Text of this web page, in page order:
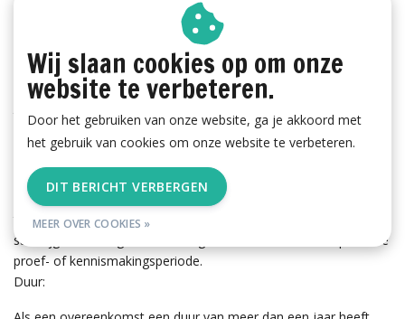
Een overeenkomst die voor bepaalde tijd is aangegaan en die
strekt tot het geregeld afleveren van producten of diensten,
mag alleen stilzwijgend voor onbepaalde duur worden verlengd
als de consument te allen tijde mag opzeggen met een
opzegtermijn van ten hoogste één maand. De opzegtermijn is
ten hoogste drie maanden in geval de overeenkomst strekt tot
het geregeld, maar minder dan eenmaal per maand, afleveren
van dag-, nieuws- en weekbladen en tijdschriften.
Een overeenkomst met beperkte duur tot het geregeld ter
kennismaking afleveren van dag-, nieuws- en weekbladen en
tijdschriften (proef- of kennismakingsabonnement) wordt niet
stilzwijgend voortgezet en eindigt automatisch na afloop van de
proef- of kennismakingsperiode.
Duur:
Wij slaan cookies op om onze
website te verbeteren.
Door het gebruiken van onze website, ga je akkoord met
het gebruik van cookies om onze website te verbeteren.
DIT BERICHT VERBERGEN
MEER OVER COOKIES »